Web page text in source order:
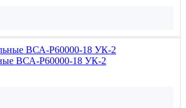
ВСА-Р60000-18 УК-2